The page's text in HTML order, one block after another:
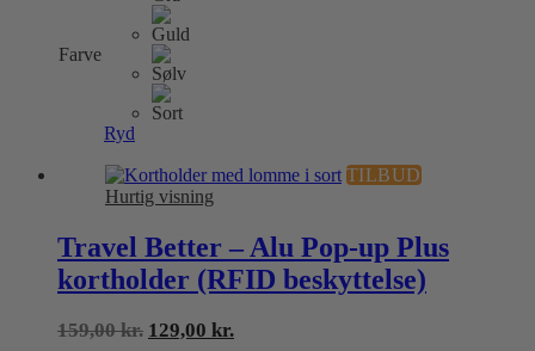
Farve
Ryd
TILBUD
Hurtig visning
Travel Better – Alu Pop-up Plus
kortholder (RFID beskyttelse)
159,00kr. Den
129,00 kr.Den